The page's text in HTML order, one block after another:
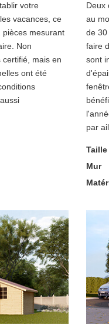
votre
vacances, ce
pièces mesurant
Non
mais en
ont été
Deux
au
de 30
faire
sont
par
Taille
Mur